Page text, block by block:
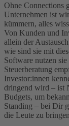
Ohne Connections
Unternehmen ist
kümmern, alles
Von Kunden und
allein der
wie sind sie mit
Software nutzen
Steuerberatung
Investor:innen
dringend wird – ist
Budgets, um
Standing – bei Dir
die Leute zu